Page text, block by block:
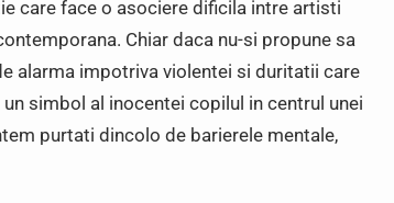
care face o asociere dificila intre artisti
Chiar daca nu-si propune sa
alarma impotriva violentei si duritatii care
simbol al inocentei copilul in centrul unei
purtati dincolo de barierele mentale,